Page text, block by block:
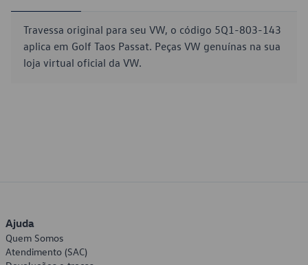
Travessa original para seu VW, o código 5Q1-803-143
aplica em Golf Taos Passat. Peças VW genuínas na sua
loja virtual oficial da VW.
Ajuda
Quem Somos
Atendimento (SAC)